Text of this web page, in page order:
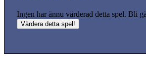
Ingen har ännu värderad detta spel. Bli